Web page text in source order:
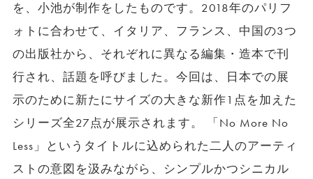
を、小池が制作をしたものです。2018年のパリフ
ォトに合わせて、イタリア、フランス、中国の3つ
の出版社から、それぞれに異なる編集・造本で刊
行され、話題を呼びました。今回は、日本での展
示のために新たにサイズの大きな新作1点を加えた
シリーズ全27点が展示されます。 「No More No
Less」というタイトルに込められた二人のアーティ
ストの意図を汲みながら、シンプルかつシニカル